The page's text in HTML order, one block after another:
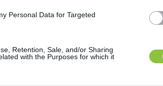
Personal Data for Targeted
Retention, Sale, and/or Sharing
with the Purposes for which it